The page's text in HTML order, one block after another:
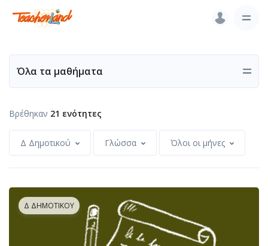
Όλα τα μαθήματα
Βρέθηκαν 21 ενότητες
Δ Δημοτικού Γλώσσα Όλοι οι μήνες
Δ ΔΗΜΟΤΙΚΟΎ